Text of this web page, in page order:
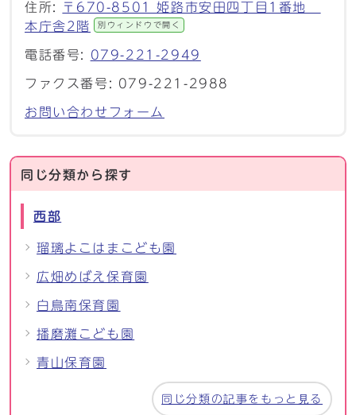
住所:
〒670-8501 姫路市安田四丁目1番地
本庁舎2階
別ウィンドウで開く
電話番号: 079-221-2949
ファクス番号: 079-221-2988
お問い合わせフォーム
同じ分類から探す
西部
瑠璃よこはまこども園
広畑めばえ保育園
白鳥南保育園
播磨灘こども園
青山保育園
同じ分類の記事をもっと見る